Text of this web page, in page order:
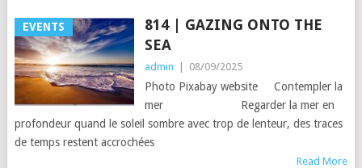
EVENTS
814 | GAZING ONTO THE
SEA
admin 08/09/2025
Photo Pixabay website Contempler la
mer Regarder la mer en
profondeur quand le soleil sombre avec trop de lenteur, des traces
de temps restent accrochées
Read More